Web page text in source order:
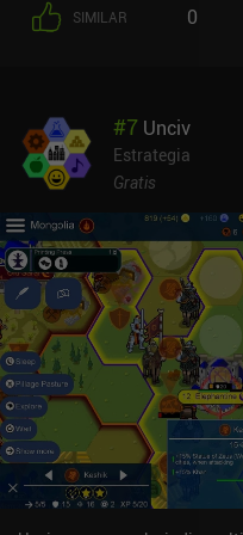
puntos completando
cerradas, lo que significa
partida a la que unirse con
jugador es sólida e incluye
despiadado, las animaciones
de la batalla se hace
trabajo haciéndote olvidar
complejidad de las
curva de aprendizaje son
causar cierta frustración
aprenderlo todo, lo que
jugadores ocasionales.Root
9,99 $ con dos paquetes de
y 9,99 $ que complementan
facciones y opciones de IA.
estrategia con horas de
género.
SIMILAR 0
#7 Unciv
Estrategia
Gratis